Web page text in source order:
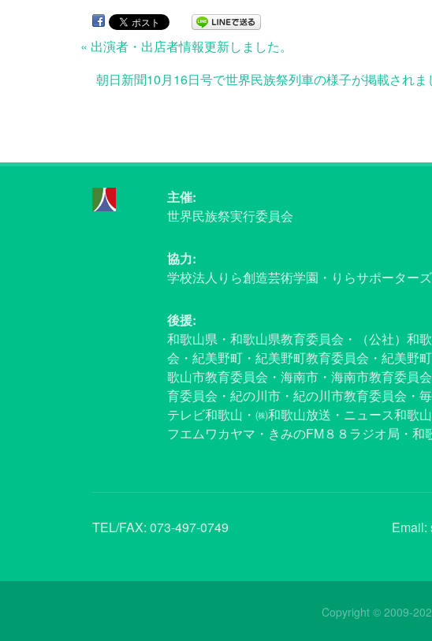
« 出演者・出店者情報更新しました。
朝日新聞10月16日号で世界民族祭列車の様子が掲載されま
主催:
世界民族祭実行委員会
協力:
学校法人りら創造芸術学園・りらサポーター
後援:
和歌山県・和歌山県教育委員会・（公社）和
会・紀美野町・紀美野町教育委員会・紀美野
歌山市教育委員会・海南市・海南市教育委員
育委員会・紀の川市・紀の川市教育委員会・
テレビ和歌山・㈱和歌山放送・ニュース和歌
フエムワカヤマ・きみのFM８８ラジオ局・和
TEL/FAX: 073-497-0749 Email:
Copyright © 2009-